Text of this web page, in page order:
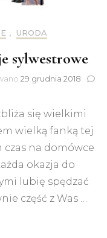
, URODA
sylwestrowe
29 grudnia 2018
sylwestrowe
się wielkimi
wielką fanką tej
czas na domówce
okazja do
lubię spędzać
część z Was …